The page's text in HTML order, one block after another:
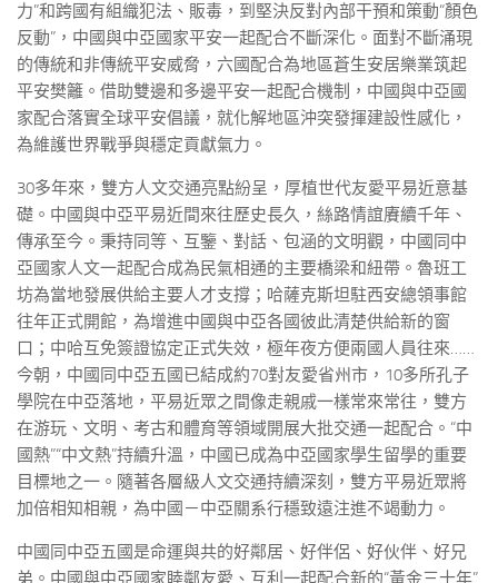
力”和跨國有組織犯法、販毒，到堅決反對內部干預和策動“顏色
反動”，中國與中亞國家平安一起配合不斷深化。面對不斷涌現
的傳統和非傳統平安威脅，六國配合為地區蒼生安居樂業筑起
平安樊籬。借助雙邊和多邊平安一起配合機制，中國與中亞國
家配合落實全球平安倡議，就化解地區沖突發揮建設性感化，
為維護世界戰爭與穩定貢獻氣力。
30多年來，雙方人文交通亮點紛呈，厚植世代友愛平易近意基
礎。中國與中亞平易近間來往歷史長久，絲路情誼賡續千年、
傳承至今。秉持同等、互鑒、對話、包涵的文明觀，中國同中
亞國家人文一起配合成為民氣相通的主要橋梁和紐帶。魯班工
坊為當地發展供給主要人才支撐；哈薩克斯坦駐西安總領事館
往年正式開館，為增進中國與中亞各國彼此清楚供給新的窗
口；中哈互免簽證協定正式失效，極年夜方便兩國人員往來……
今朝，中國同中亞五國已結成約70對友愛省州市，10多所孔子
學院在中亞落地，平易近眾之間像走親戚一樣常來常往，雙方
在游玩、文明、考古和體育等領域開展大批交通一起配合。“中
國熱”“中文熱”持續升溫，中國已成為中亞國家學生留學的重要
目標地之一。隨著各層級人文交通持續深刻，雙方平易近眾將
加倍相知相親，為中國－中亞關系行穩致遠注進不竭動力。
中國同中亞五國是命運與共的好鄰居、好伴侶、好伙伴、好兄
弟。中國與中亞國家睦鄰友愛、互利一起配合新的“黃金三十年”